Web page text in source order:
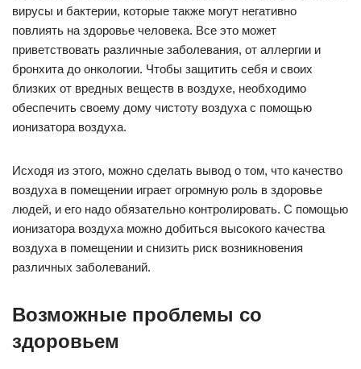
вирусы и бактерии, которые также могут негативно
повлиять на здоровье человека. Все это может
приветствовать различные заболевания, от аллергии и
бронхита до онкологии. Чтобы защитить себя и своих
близких от вредных веществ в воздухе, необходимо
обеспечить своему дому чистоту воздуха с помощью
ионизатора воздуха.
Исходя из этого, можно сделать вывод о том, что качество
воздуха в помещении играет огромную роль в здоровье
людей, и его надо обязательно контролировать. С помощью
ионизатора воздуха можно добиться высокого качества
воздуха в помещении и снизить риск возникновения
различных заболеваний.
Возможные проблемы со
здоровьем